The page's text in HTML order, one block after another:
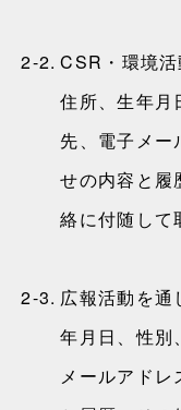
2-2. CSR・環境活
住所、生年月
先、電子メー
せの内容と履
絡に付随して
2-3. 広報活動を通
年月日、性別
メールアドレ